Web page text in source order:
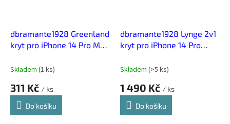
dbramante1928 Greenland
kryt pro iPhone 14 Pro Max
Skladem (1 ks)
311 Kč / ks
Do košíku
dbramante1928 Lynge 2v1
kryt pro iPhone 14 Pro
Skladem (>5 ks)
1 490 Kč / ks
Do košíku